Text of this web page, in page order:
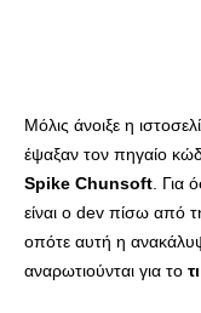
Μόλις άνοιξε η
έψαξαν τον πηγαίο
Spike Chunsoft .
είναι ο dev πίσω από
οπότε αυτή η
αναρωτιούνται για το τι